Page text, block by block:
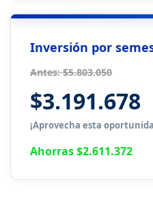
Inversión por
Antes: $5.803.050
$3.191.678
¡Aprovecha esta
Ahorras $2.611.372